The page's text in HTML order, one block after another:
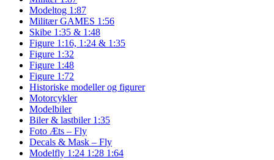
Modeltog 1:87
Militær GAMES 1:56
Skibe 1:35 & 1:48
Figure 1:16, 1:24 & 1:35
Figure 1:32
Figure 1:48
Figure 1:72
Historiske modeller og figurer
Motorcykler
Modelbiler
Biler & lastbiler 1:35
Foto Æts – Fly
Decals & Mask – Fly
Modelfly 1:24 1:28 1:64